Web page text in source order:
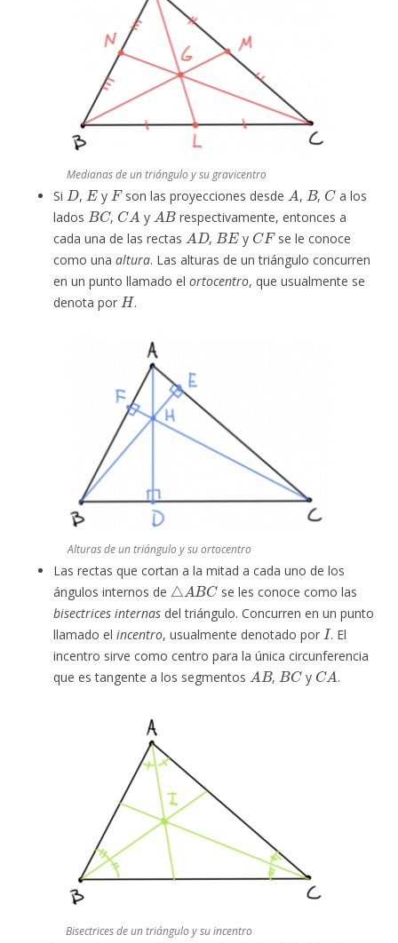
Medianas de un triángulo y su gravicentro
Si
D
,
E
y
F
son las proyecciones desde
A
,
B
,
C
a los
lados
BC
,
CA
y
AB
respectivamente, entonces a
cada una de las rectas
AD
,
BE
y
CF
se le conoce
como una altura. Las alturas de un triángulo concurren
en un punto llamado el ortocentro, que usualmente se
denota por
H
.
Alturas de un triángulo y su ortocentro
Las rectas que cortan a la mitad a cada uno de los
ángulos internos de
△ ABC
se les conoce como las
bisectrices internas del triángulo. Concurren en un punto
llamado el incentro, usualmente denotado por
I
. El
incentro sirve como centro para la única circunferencia
que es tangente a los segmentos
AB
,
BC
y
CA
.
Bisectrices de un triángulo y su incentro